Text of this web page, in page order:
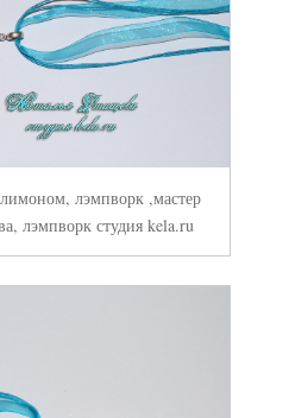
лэмпворк ,мастер
лэмпворк студия kela.ru